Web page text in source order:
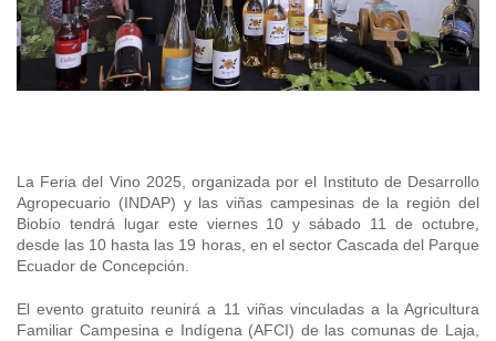
Trabaje en INDAP
Ver todos los Programas
Concursos de Fomento
Contacto de Prensa
Suscríbase a nuestras noticias
Podcast
Fotografía
La Feria del Vino 2025, organizada por el Instituto de Desarrollo
Agropecuario (INDAP) y las viñas campesinas de la región del
Biobío tendrá lugar este viernes 10 y sábado 11 de octubre,
desde las 10 hasta las 19 horas, en el sector Cascada del Parque
Ecuador de Concepción.
El evento gratuito reunirá a 11 viñas vinculadas a la Agricultura
Familiar Campesina e Indígena (AFCI) de las comunas de Laja,